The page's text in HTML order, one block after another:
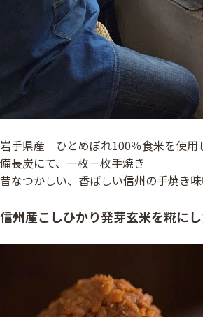
岩手県産 ひとめぼれ100％食米を使用
備長炭にて、一枚一枚手焼き
昔なつかしい、香ばしい信州の手焼き味
信州産こしひかり発芽玄米を糀に